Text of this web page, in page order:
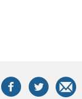
this
villa